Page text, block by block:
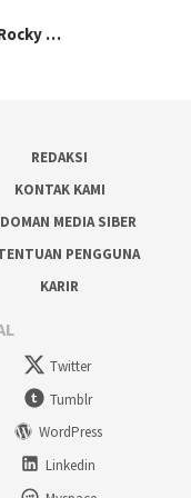
…
REDAKSI
KONTAK KAMI
MEDIA SIBER
PENGGUNA
KARIR
Twitter
Tumblr
WordPress
Linkedin